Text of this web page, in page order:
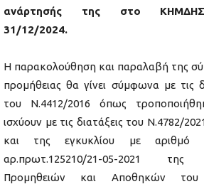
ανάρτησής της στο
31/12/2024.
Η παρακολούθηση και παραλαβή της
προμήθειας θα γίνει σύμφωνα με τις
του Ν.4412/2016 όπως
ισχύουν με τις διατάξεις του Ν.4782/
και της εγκυκλίου με αριθμό
αρ.πρωτ.125210/21-05-2021 της
Προμηθειών και Αποθηκών